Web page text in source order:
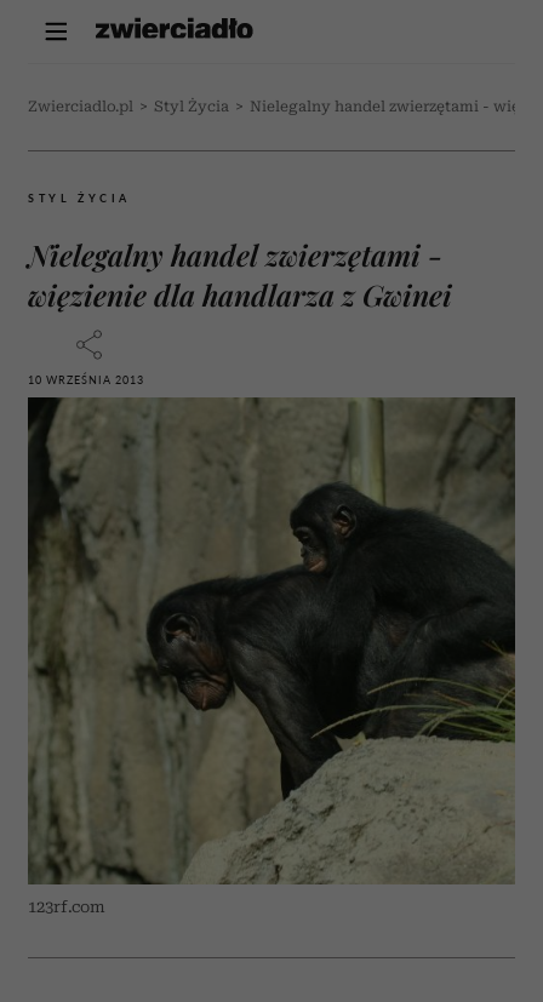
Zwierciadlo.pl > Styl Życia > Nielegalny handel zwierzętami -
STYL ŻYCIA
Nielegalny handel zwierzętami -
więzienie dla handlarza z Gwinei
10 WRZEŚNIA 2013
123rf.com